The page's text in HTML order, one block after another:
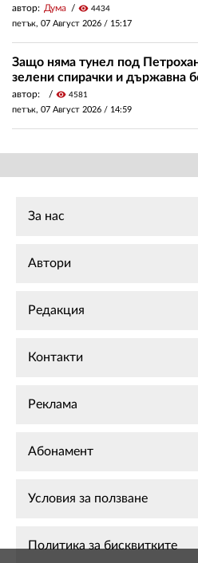
автор: Дума visibility 4434
петък, 07 Август 2026 / 15:17
Защо няма тунел под
зелени спирачки и държавна
автор: visibility 4581
петък, 07 Август 2026 / 14:59
За нас
Автори
Редакция
Контакти
Реклама
Абонамент
Условия за ползване
Политика за бисквитките